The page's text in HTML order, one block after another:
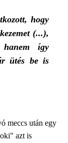
hogy
(...),
így
ütés be is
meccs után egy
azt is